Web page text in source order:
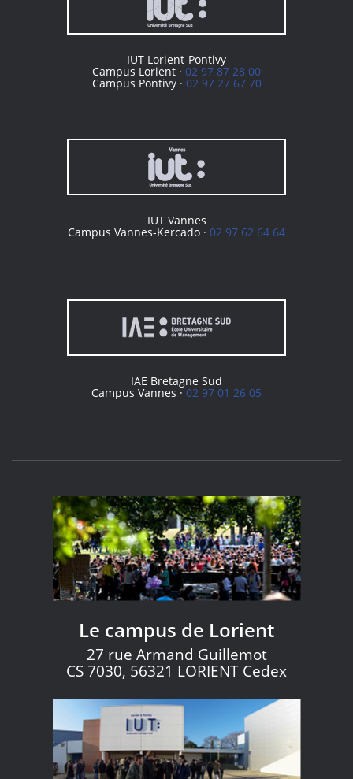
IUT Lorient-Pontivy
Campus Lorient · 02 97 87 28 00
Campus Pontivy · 02 97 27 67 70
IUT Vannes
Campus Vannes-Kercado · 02 97 62 64 64
IAE Bretagne Sud
Campus Vannes ·02 97 01 26 05
Le campus de Lorient
27 rue Armand Guillemot
CS 7030, 56321 LORIENT Cedex